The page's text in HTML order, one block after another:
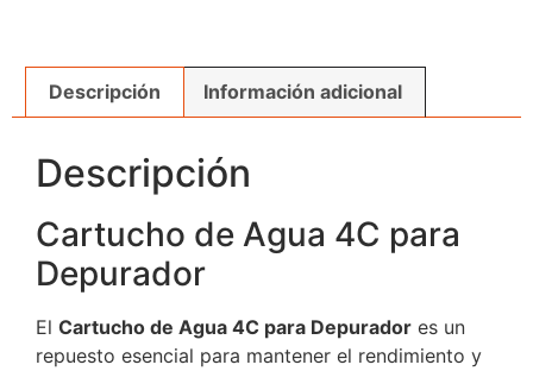
Descripción Información adicional
Descripción
Cartucho de Agua 4C para
Depurador
El Cartucho de Agua 4C para Depurador es un
repuesto esencial para mantener el rendimiento y